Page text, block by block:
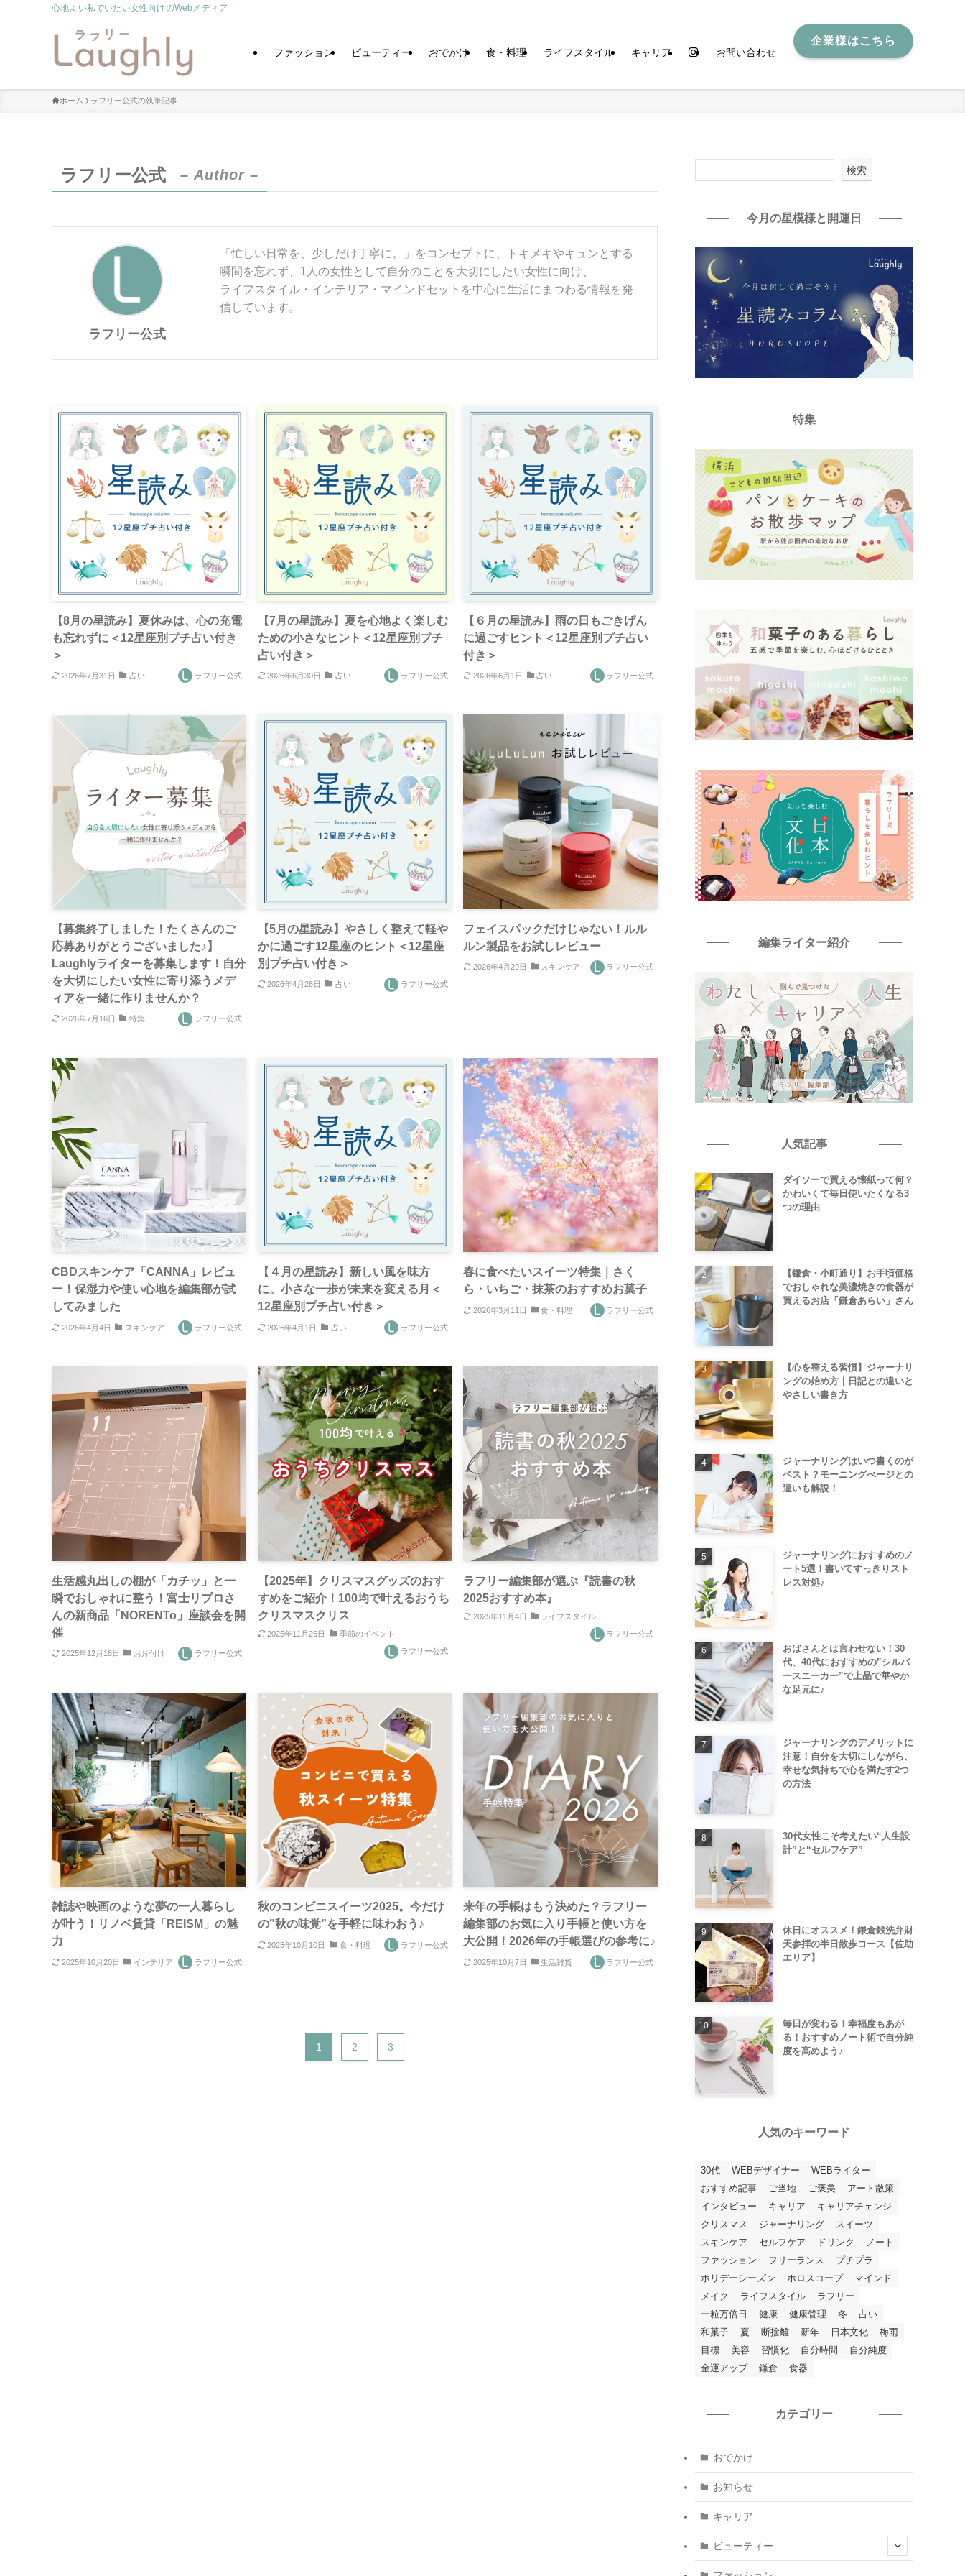
心地よい私でいたい女性向けのWebメディア
ファッション ビューティー おでかけ 食・料理 ライフスタイル キャリア お問い合わせ
企業様はこちら
ホーム ラフリー公式の執筆記事
ラフリー公式 – Author –
ラフリー公式
「忙しい日常を、少しだけ丁寧に。」をコンセプトに、トキメキやキュンとする
瞬間を忘れず、1人の女性として自分のことを大切にしたい女性に向け、
ライフスタイル・インテリア・マインドセットを中心に生活にまつわる情報を発
信しています。
【8月の星読み】夏休みは、心の充電
も忘れずに＜12星座別プチ占い付き
＞
2026年7月31日 占い ラフリー公式
【7月の星読み】夏を心地よく楽しむ
ための小さなヒント＜12星座別プチ
占い付き＞
2026年6月30日 占い ラフリー公式
【６月の星読み】雨の日もごきげん
に過ごすヒント＜12星座別プチ占い
付き＞
2026年6月1日 占い ラフリー公式
【募集終了しました！たくさんのご
応募ありがとうございました♪】
Laughlyライターを募集します！自分
を大切にしたい女性に寄り添うメデ
ィアを一緒に作りませんか？
2026年7月16日 特集 ラフリー公式
【5月の星読み】やさしく整えて軽や
かに過ごす12星座のヒント＜12星座
別プチ占い付き＞
2026年4月28日 占い ラフリー公式
フェイスパックだけじゃない！ルル
ルン製品をお試しレビュー
2026年4月29日 スキンケア ラフリー公式
CBDスキンケア「CANNA」レビュ
ー！保湿力や使い心地を編集部が試
してみました
2026年4月4日 スキンケア ラフリー公式
【４月の星読み】新しい風を味方
に。小さな一歩が未来を変える月＜
12星座別プチ占い付き＞
2026年4月1日 占い ラフリー公式
春に食べたいスイーツ特集｜さく
ら・いちご・抹茶のおすすめお菓子
2026年3月11日 食・料理 ラフリー公式
生活感丸出しの棚が「カチッ」と一
瞬でおしゃれに整う！富士リプロさ
んの新商品「NORENTo」座談会を開
催
2025年12月18日 お片付け ラフリー公式
【2025年】クリスマスグッズのおす
すめをご紹介！100均で叶えるおうち
クリスマスクリス
2025年11月26日 季節のイベント
ラフリー公式
ラフリー編集部が選ぶ『読書の秋
2025おすすめ本』
2025年11月4日 ライフスタイル
ラフリー公式
雑誌や映画のような夢の一人暮らし
が叶う！リノベ賃貸「REISM」の魅
力
2025年10月20日 インテリア ラフリー公式
秋のコンビニスイーツ2025。今だけ
の”秋の味覚”を手軽に味わおう♪
2025年10月10日 食・料理 ラフリー公式
来年の手帳はもう決めた？ラフリー
編集部のお気に入り手帳と使い方を
大公開！2026年の手帳選びの参考に♪
2025年10月7日 生活雑貨 ラフリー公式
1 2 3
検索
今月の星模様と開運日
特集
編集ライター紹介
人気記事
ダイソーで買える懐紙って何？
かわいくて毎日使いたくなる3
つの理由
【鎌倉・小町通り】お手頃価格
でおしゃれな美濃焼きの食器が
買えるお店「鎌倉あらい」さん
【心を整える習慣】ジャーナリ
ングの始め方｜日記との違いと
やさしい書き方
ジャーナリングはいつ書くのが
ベスト？モーニングぺージとの
違いも解説！
ジャーナリングにおすすめのノ
ート5選！書いてすっきりスト
レス対処♪
おばさんとは言わせない！30
代、40代におすすめの”シルバ
ースニーカー”で上品で華やか
な足元に♪
ジャーナリングのデメリットに
注意！自分を大切にしながら、
幸せな気持ちで心を満たす2つ
の方法
30代女性こそ考えたい“人生設
計”と“セルフケア”
休日にオススメ！鎌倉銭洗弁財
天参拝の半日散歩コース【佐助
エリア】
毎日が変わる！幸福度もあが
る！おすすめノート術で自分純
度を高めよう♪
人気のキーワード
30代 WEBデザイナー
WEBライター
おすすめ記事
ご当地 ご褒美
アート散策
インタビュー
キャリア
キャリアチェンジ
クリスマス
ジャーナリング
スイーツ
スキンケア
セルフケア ドリンク
ノート
ファッション
フリーランス
プチプラ
ホリデーシーズン
ホロスコープ
マインド
メイク
ライフスタイル
ラフリー
一粒万倍日
健康 健康管理 冬
占い
和菓子
夏 断捨離 新年 日本文化
梅雨
目標
美容 習慣化 自分時間
自分純度
金運アップ
鎌倉 食器
カテゴリー
おでかけ
お知らせ
キャリア
ビューティー